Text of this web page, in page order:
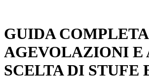
GUIDA
AGEVOLAZIONI E
SCELTA DI STUFE